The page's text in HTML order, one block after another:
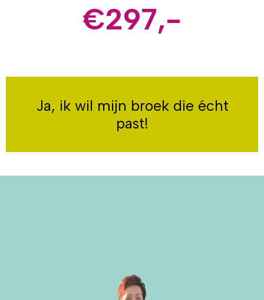
€297,-
Ja, ik wil mijn broek die écht
past!